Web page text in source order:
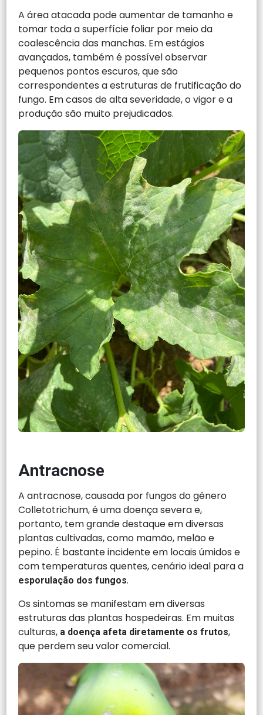
A área atacada pode aumentar de tamanho e
tomar toda a superfície foliar por meio da
coalescência das manchas. Em estágios
avançados, também é possível observar
pequenos pontos escuros, que são
correspondentes a estruturas de frutificação do
fungo. Em casos de alta severidade, o vigor e a
produção são muito prejudicados.
Antracnose
A antracnose, causada por fungos do gênero
Colletotrichum, é uma doença severa e,
portanto, tem grande destaque em diversas
plantas cultivadas, como mamão, melão e
pepino. É bastante incidente em locais úmidos e
com temperaturas quentes, cenário ideal para a
esporulação dos fungos.
Os sintomas se manifestam em diversas
estruturas das plantas hospedeiras. Em muitas
culturas, a doença afeta diretamente os frutos,
que perdem seu valor comercial.